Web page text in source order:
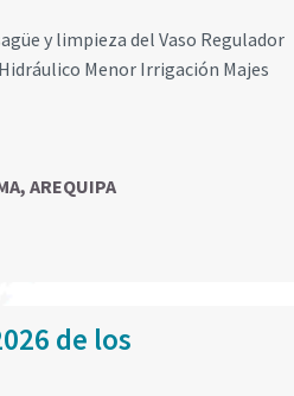
y limpieza del Vaso Regulador
Menor Irrigación Majes
AREQUIPA
de los